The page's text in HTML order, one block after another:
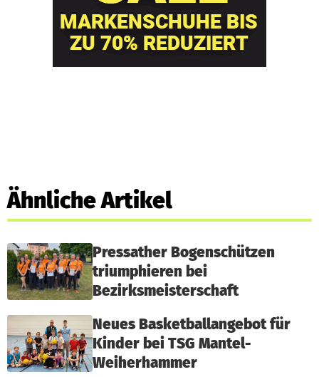
Ähnliche Artikel
Pressather Bogenschützen
triumphieren bei
Bezirksmeisterschaft
Neues Basketballangebot für
Kinder bei TSG Mantel-
Weiherhammer